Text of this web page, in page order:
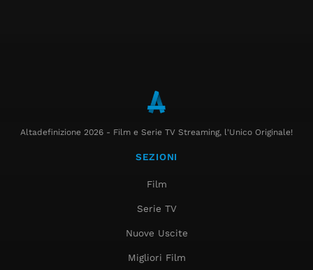
Altadefinizione 2026 - Film e Serie TV Streaming, l'Unico Originale!
SEZIONI
Film
Serie TV
Nuove Uscite
Migliori Film